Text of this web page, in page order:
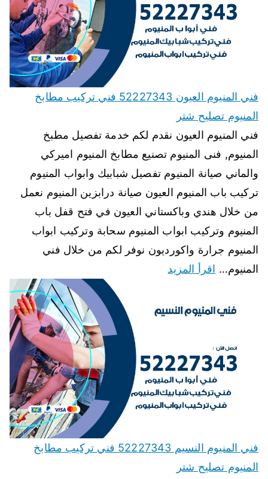
فني المنيوم العيون 52227343 فني تركيب مطابخ
المنيوم تصليح شتر
فني المنيوم العيون نقدم لكم خدمة تفصيل مطبخ
المنيوم, فنى المنيوم تصنيع مطابخ المنيوم اميركي
والماني صيانة المنيوم تفصيل شبابيك وابواب المنيوم
تركيب باب المنيوم العيون صيانة درابزين المنيوم نعمل
من خلال هندي وباكستاني العيون في فتح قفل باب
المنيوم وتركيب ابواب المنيوم سحابة وتركيب ابواب
المنيوم جرارة واكورديون نوفر لكم من خلال فني
المنيوم… اقرأ المزيد
فني المنيوم النسيم 52227343 فني تركيب مطابخ
المنيوم تصليح شتر